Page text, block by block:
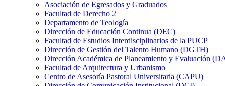
Asociación de Egresados y Graduados
Facultad de Derecho 2
Departamento de Teología
Dirección de Educación Continua (DEC)
Facultad de Estudios Interdisciplinarios de la PUCP
Dirección de Gestión del Talento Humano (DGTH)
Dirección Académica de Planeamiento y Evaluación
Facultad de Arquitectura y Urbanismo
Centro de Asesoría Pastoral Universitaria (CAPU)